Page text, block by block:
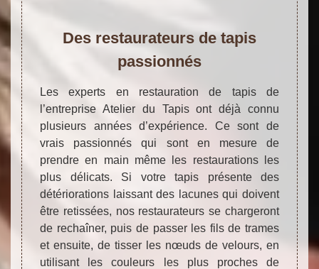
Des restaurateurs de tapis
passionnés
Les experts en restauration de tapis de
l’entreprise Atelier du Tapis ont déjà connu
plusieurs années d’expérience. Ce sont de
vrais passionnés qui sont en mesure de
prendre en main même les restaurations les
plus délicats. Si votre tapis présente des
détériorations laissant des lacunes qui doivent
être retissées, nos restaurateurs se chargeront
de rechaîner, puis de passer les fils de trames
et ensuite, de tisser les nœuds de velours, en
utilisant les couleurs les plus proches de